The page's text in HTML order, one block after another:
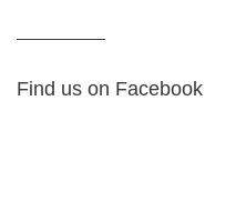
Find us on Facebook